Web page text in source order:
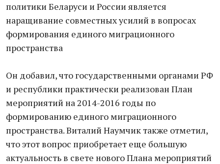
политики Беларуси и России является
наращивание совместных усилий в вопросах
формирования единого миграционного
пространства
Он добавил, что государственными органами РФ
и республики практически реализован План
мероприятий на 2014-2016 годы по
формированию единого миграционного
пространства. Виталий Наумчик также отметил,
что этот вопрос приобретает еще большую
актуальность в свете нового Плана мероприятий